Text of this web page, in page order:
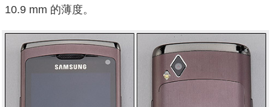
10.9 mm 的薄度。